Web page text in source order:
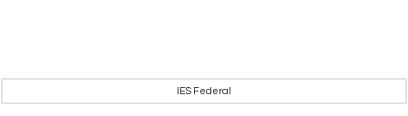
IES Federal